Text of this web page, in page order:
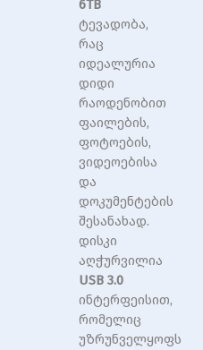
6TB
ტევადობა,
რაც
იდეალურია
დიდი
რაოდენობით
ფაილების,
ფოტოების,
ვიდეოებისა
და
დოკუმენტების
შესანახად.
დისკი
აღჭურვილია
USB 3.0
ინტერფეისით,
რომელიც
უზრუნველყოფს